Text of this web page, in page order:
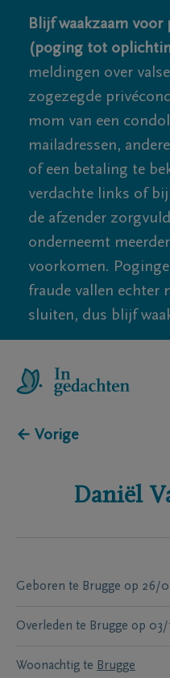
Blijf waakzaam
(poging tot
meldingen over
zogezegde
mom van een
mailadressen,
of een betaling te
verdachte links of
de afzender
onderneemt
voorkomen.
fraude vallen
sluiten, dus blijf
← Vorige
Daniël
Geboren te Brugge op 26/
Overleden te Brugge op 03/
Woonachtig te Brugge